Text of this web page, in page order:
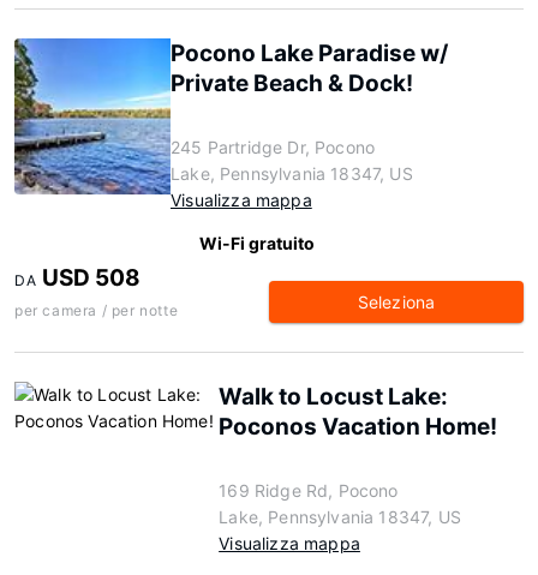
Pocono Lake Paradise w/
Private Beach & Dock!
245 Partridge Dr, Pocono
Lake, Pennsylvania 18347, US
Visualizza mappa
Wi-Fi gratuito
DA USD 508
per camera / per notte Seleziona
Walk to Locust Lake:
Poconos Vacation Home!
169 Ridge Rd, Pocono
Lake, Pennsylvania 18347, US
Visualizza mappa